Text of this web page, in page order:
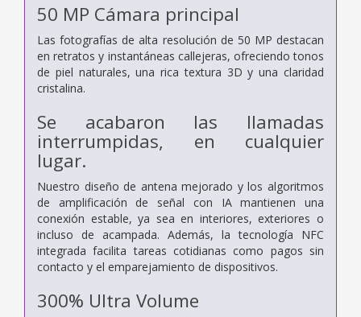
50 MP Cámara principal
Las fotografías de alta resolución de 50 MP destacan
en retratos y instantáneas callejeras, ofreciendo tonos
de piel naturales, una rica textura 3D y una claridad
cristalina.
Se acabaron las llamadas
interrumpidas, en cualquier
lugar.
Nuestro diseño de antena mejorado y los algoritmos
de amplificación de señal con IA mantienen una
conexión estable, ya sea en interiores, exteriores o
incluso de acampada. Además, la tecnología NFC
integrada facilita tareas cotidianas como pagos sin
contacto y el emparejamiento de dispositivos.
300% Ultra Volume